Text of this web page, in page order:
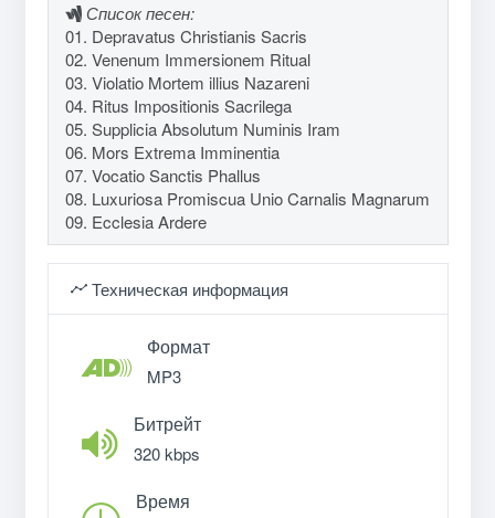
Список песен:
01. Depravatus Christianis Sacris
02. Venenum Immersionem Ritual
03. Violatio Mortem illius Nazareni
04. Ritus Impositionis Sacrilega
05. Supplicia Absolutum Numinis Iram
06. Mors Extrema Imminentia
07. Vocatio Sanctis Phallus
08. Luxuriosa Promiscua Unio Carnalis Magnarum
09. Ecclesia Ardere
Техническая информация
Формат
MP3
Битрейт
320 kbps
Время